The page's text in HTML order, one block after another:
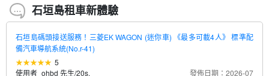
石垣島租車新體驗
石垣島碼頭接送服務！三菱EK WAGON (迷你車) 《最多可載4人》 標準配
備汽車導航系統(No.r-41)
5
使用者_ohbd 先生/20s.
發佈日期：2026-07